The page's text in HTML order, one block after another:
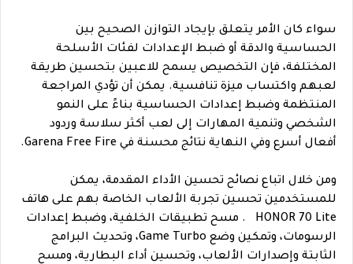
سواء كان الأمر يتعلق بإيجاد التوازن الصحيح بين
الحساسية والدقة أو ضبط الإعدادات لفئات الأسلحة
المختلفة، فإن التخصيص يسمح للاعبين بتحسين طريقة
لعبهم واكتساب ميزة تنافسية. يمكن أن تؤدي المراجعة
المنتظمة وضبط إعدادات الحساسية بناءً على النمو
الشخصي وتنمية المهارات إلى لعب أكثر سلاسة وردود
أفعال أسرع وفي النهاية نتائج محسنة في Garena Free Fire.
ومن خلال اتباع نصائح تحسين الأداء المقدمة، يمكن
للمستخدمين تحسين تجربة الألعاب الخاصة بهم على هاتف
HONOR 70 Lite . مسح تطبيقات الخلفية، وضبط إعدادات
الرسومات، وتمكين وضع Game Turbo، وتحديث البرامج
الثابتة وإصدارات الألعاب، وتحسين أداء البطارية، ومسح